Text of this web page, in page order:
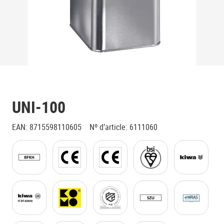
UNI-100
EAN: 8715598110605 Nº d’article: 6111060